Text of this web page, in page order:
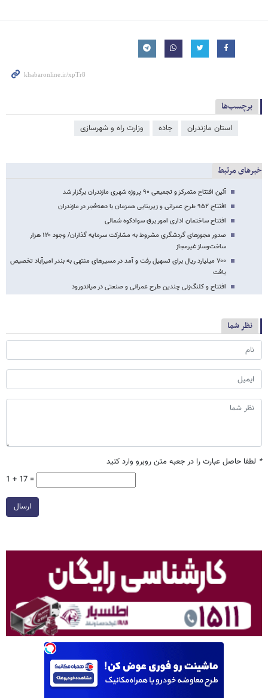
برچسب‌ها
استان مازندران جاده وزارت راه و شهرسازی
خبرهای مرتبط
آئین افتتاح متمرکز و تجمیعی ۹۰ پروژه شهری مازندران برگزار شد
افتتاح ۹۵۲ طرح عمرانی و زیربنایی همزمان با دهه‌فجر در مازندران
افتتاح ساختمان اداری امور برق سوادکوه شمالی
صدور مجوزهای گردشگری مشروط به مشارکت سرمایه گذاران/ وجود ۱۲۰ هزار
ساخت‌وساز غیرمجاز
۷۰۰ میلیارد ریال برای تسهیل رفت و آمد در مسیرهای منتهی به بندر امیرآباد تخصیص
یافت
افتتاح و کلنگ‌زنی چندین طرح عمرانی و صنعتی در میاندورود
نظر شما
* لطفا حاصل عبارت را در جعبه متن روبرو وارد کنید
1 + 17 =
ارسال